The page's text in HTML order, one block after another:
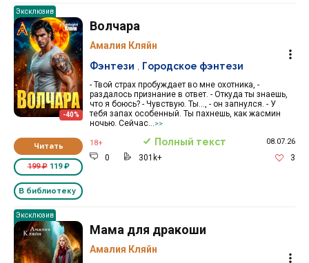
Эксклюзив
-40%
Читать
199 ₽119 ₽
В библиотеку
Волчара
Амалия Кляйн
- Твой страх пробуждает во мне охотника, -
раздалось признание в ответ. - Откуда ты знаешь,
что я боюсь? - Чувствую. Ты…, - он запнулся. - У
тебя запах особенный. Ты пахнешь, как жасмин
ночью. Сейчас...
>>
Фэнтези Городское фэнтези
18+ Полный текст 08.07.26
0 301k+ 3
Эксклюзив
Мама для дракоши
Амалия Кляйн